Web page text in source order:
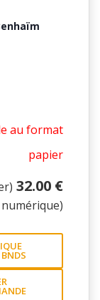
au format
papier
32.00 €